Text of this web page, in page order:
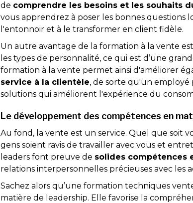
de comprendre les besoins et les souhaits
vous apprendrez à poser les bonnes questions
l'entonnoir et à le transformer en client fidèle.
Un autre avantage de la formation à la vente
les types de personnalité, ce qui est d’une
formation à la vente permet ainsi d'améliorer
service à la clientèle, de sorte qu'un
solutions qui améliorent l'expérience du
Le développement des compétences en
Au fond, la vente est un service. Quel que soit
gens soient ravis de travailler avec vous et
leaders font preuve de solides compétences
relations interpersonnelles précieuses avec les
Sachez alors qu’une formation techniques
matière de leadership. Elle favorise la